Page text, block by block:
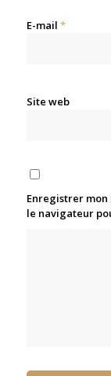
E-mail *
Site web
Enregistrer mon
le navigateur